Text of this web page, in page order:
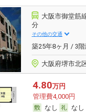
大阪市御堂筋
分
その他の交通
築25年8ヶ月 / 3階
大阪府堺市北
4.80万円
管理費4,000円
なし
なし